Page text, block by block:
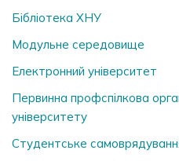
Бібліотека ХНУ
Модульне середовище
Електронний університет
Первинна профспілкова
університету
Студентське